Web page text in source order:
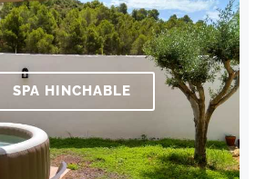
SPA HINCHABLE